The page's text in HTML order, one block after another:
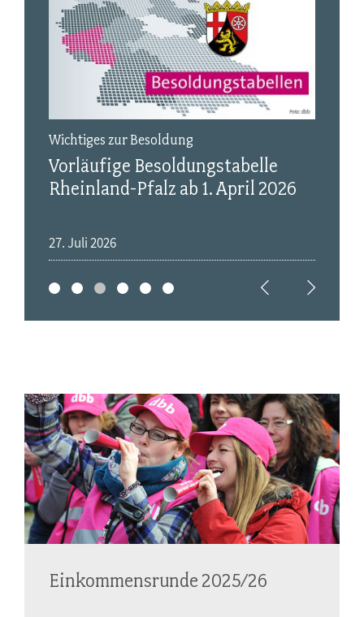
Wichtiges zur Besoldung
Vorläufige Besoldungstabelle
Rheinland-Pfalz ab 1. April 2026
27. Juli 2026
Einkommensrunde 2025/26